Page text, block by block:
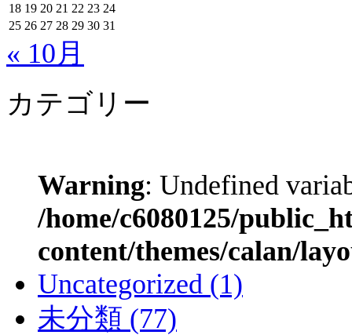
18 19 20 21 22 23 24
25 26 27 28 29 30 31
« 10月
カテゴリー
Warning: Undefined
/home/c6080125/
content/themes/calan/
Uncategorized (1)
未分類 (77)